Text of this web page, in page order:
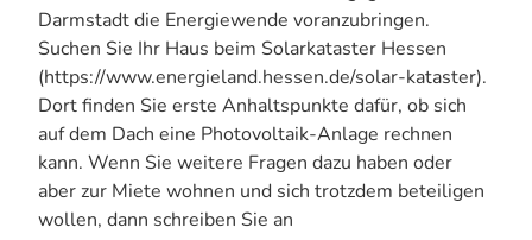
Darmstadt die Energiewende voranzubringen.
Suchen Sie Ihr Haus beim Solarkataster Hessen
(https://www.energieland.hessen.de/solar-kataster).
Dort finden Sie erste Anhaltspunkte dafür, ob sich
auf dem Dach eine Photovoltaik-Anlage rechnen
kann. Wenn Sie weitere Fragen dazu haben oder
aber zur Miete wohnen und sich trotzdem beteiligen
wollen, dann schreiben Sie an